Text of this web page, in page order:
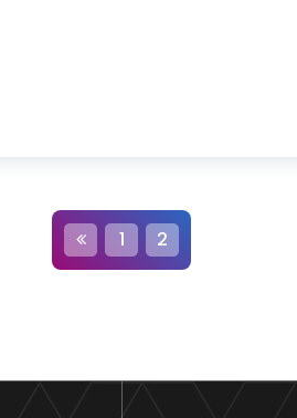
Universitaria, Cohorte
N
a
v
1 2